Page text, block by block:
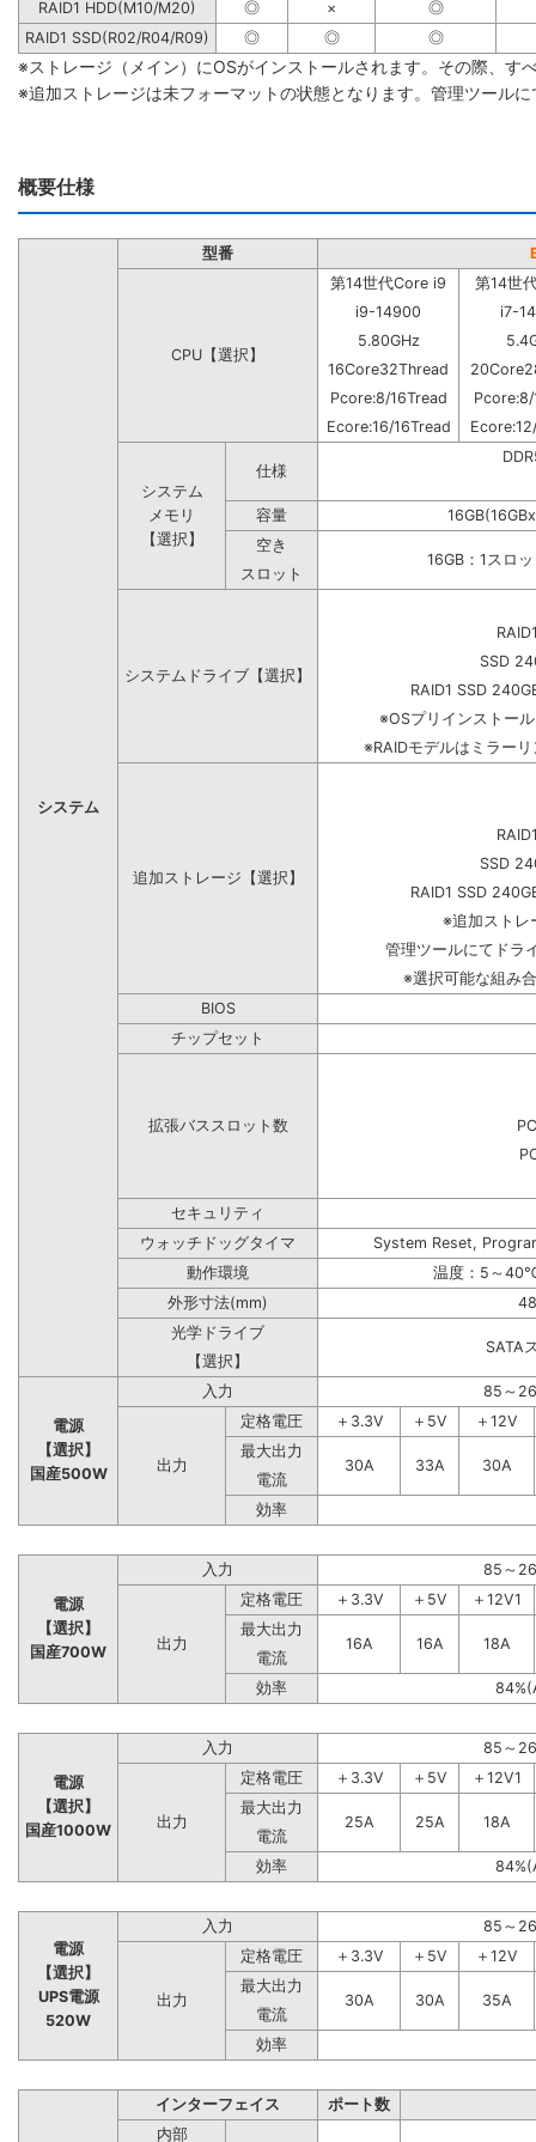
RAID1 HDD(M10/M20) ◎ ×
◎
RAID1 SSD(R02/R04/R09)
◎ ◎ ◎
※ストレージ（メイン）にOSがインストールされます。その際、す
※追加ストレージは未フォーマットの状態となります。管理ツール
概要仕様
システム
型番
CPU【選択】
第14世代Core i9
第14世
i9-14900
i7-
5.80GHz
16Core32Thread
Pcore:8/16Tread
Ecore:16/16Tread
システム
メモリ
【選択】
仕様
容量
空き
16GB：1スロ
スロット
システムドライブ【選択】
SSD
RAID1 SSD
※OSプリインストー
※RAIDモデルはミラー
追加ストレージ【選択】
SSD
RAID1 SSD
※追加ストレ
管理ツールにてドラ
※選択可能な組み
BIOS
チップセット
拡張バススロット数
セキュリティ
ウォッチドッグタイマ
System Reset,
動作環境
温度：5～
外形寸法(mm)
光学ドライブ
SATA
【選択】
電源
【選択】
国産500W
入力 85～
出力
定格電圧 ＋3.3V ＋5V
＋12V
最大出力
30A
33A
30A
電流
効率
電源
【選択】
国産700W
入力 85～
出力
定格電圧 ＋3.3V ＋5V
＋12V1
最大出力
16A
16A
18A
電流
効率
電源
【選択】
国産1000W
入力 85～
出力
定格電圧 ＋3.3V ＋5V
＋12V1
最大出力
25A
25A
18A
電流
効率
電源
【選択】
UPS電源
520W
入力 85～
出力
定格電圧 ＋3.3V ＋5V
＋12V
最大出力
30A
30A
35A
電流
効率
インターフェイス
ポート数
内部